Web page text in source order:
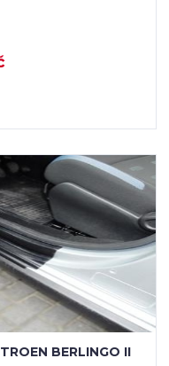
BERLINGO II